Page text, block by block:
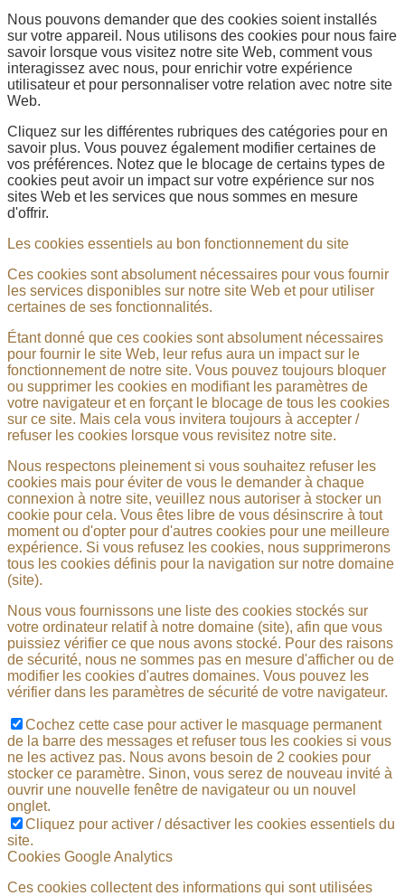
Nous pouvons demander que des cookies soient installés
sur votre appareil. Nous utilisons des cookies pour nous faire
savoir lorsque vous visitez notre site Web, comment vous
interagissez avec nous, pour enrichir votre expérience
utilisateur et pour personnaliser votre relation avec notre site
Web.
Cliquez sur les différentes rubriques des catégories pour en
savoir plus. Vous pouvez également modifier certaines de
vos préférences. Notez que le blocage de certains types de
cookies peut avoir un impact sur votre expérience sur nos
sites Web et les services que nous sommes en mesure
d'offrir.
Les cookies essentiels au bon fonctionnement du site
Ces cookies sont absolument nécessaires pour vous fournir
les services disponibles sur notre site Web et pour utiliser
certaines de ses fonctionnalités.
Étant donné que ces cookies sont absolument nécessaires
pour fournir le site Web, leur refus aura un impact sur le
fonctionnement de notre site. Vous pouvez toujours bloquer
ou supprimer les cookies en modifiant les paramètres de
votre navigateur et en forçant le blocage de tous les cookies
sur ce site. Mais cela vous invitera toujours à accepter /
refuser les cookies lorsque vous revisitez notre site.
Nous respectons pleinement si vous souhaitez refuser les
cookies mais pour éviter de vous le demander à chaque
connexion à notre site, veuillez nous autoriser à stocker un
cookie pour cela. Vous êtes libre de vous désinscrire à tout
moment ou d'opter pour d'autres cookies pour une meilleure
expérience. Si vous refusez les cookies, nous supprimerons
tous les cookies définis pour la navigation sur notre domaine
(site).
Nous vous fournissons une liste des cookies stockés sur
votre ordinateur relatif à notre domaine (site), afin que vous
puissiez vérifier ce que nous avons stocké. Pour des raisons
de sécurité, nous ne sommes pas en mesure d'afficher ou de
modifier les cookies d'autres domaines. Vous pouvez les
vérifier dans les paramètres de sécurité de votre navigateur.
Cochez cette case pour activer le masquage permanent
de la barre des messages et refuser tous les cookies si vous
ne les activez pas. Nous avons besoin de 2 cookies pour
stocker ce paramètre. Sinon, vous serez de nouveau invité à
ouvrir une nouvelle fenêtre de navigateur ou un nouvel
onglet.
Cliquez pour activer / désactiver les cookies essentiels du
site.
Cookies Google Analytics
Ces cookies collectent des informations qui sont utilisées